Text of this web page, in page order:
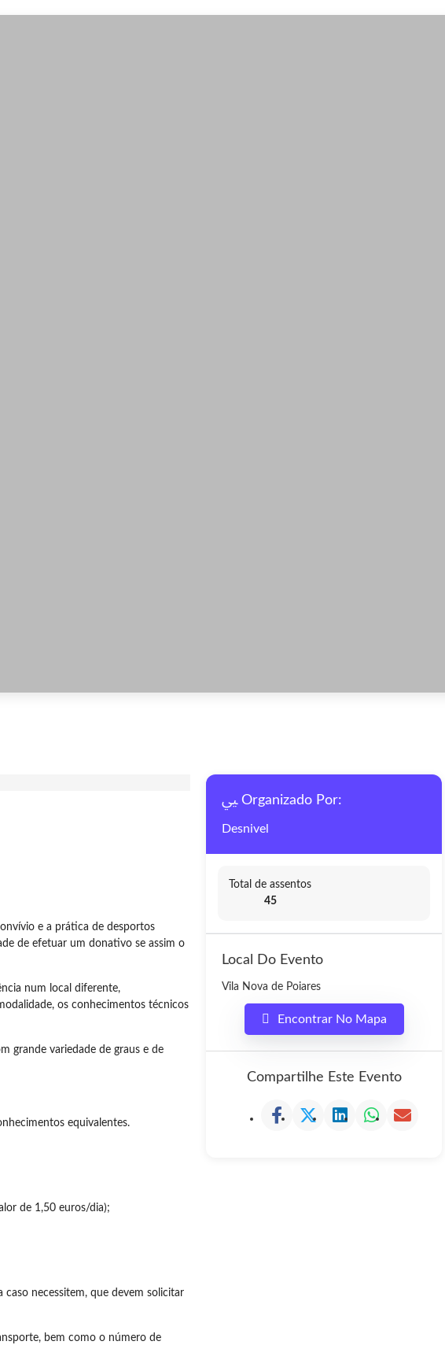
e a prática de desportos
de efetuar um donativo se assim o
num local diferente,
os conhecimentos técnicos
grande variedade de graus e de
equivalentes.
de 1,50 euros/dia);
necessitem, que devem solicitar
bem como o número de
Organizado Por:
Desnivel
Total de assentos
45
Local Do Evento
Vila Nova de Poiares
Encontrar No Mapa
Compartilhe Este Evento